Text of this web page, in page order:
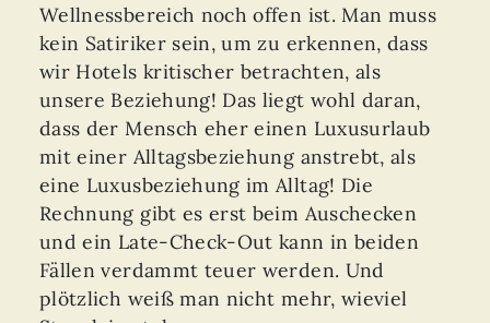
Wellnessbereich noch offen ist. Man muss
kein Satiriker sein, um zu erkennen, dass
wir Hotels kritischer betrachten, als
unsere Beziehung! Das liegt wohl daran,
dass der Mensch eher einen Luxusurlaub
mit einer Alltagsbeziehung anstrebt, als
eine Luxusbeziehung im Alltag! Die
Rechnung gibt es erst beim Auschecken
und ein Late-Check-Out kann in beiden
Fällen verdammt teuer werden. Und
plötzlich weiß man nicht mehr, wieviel